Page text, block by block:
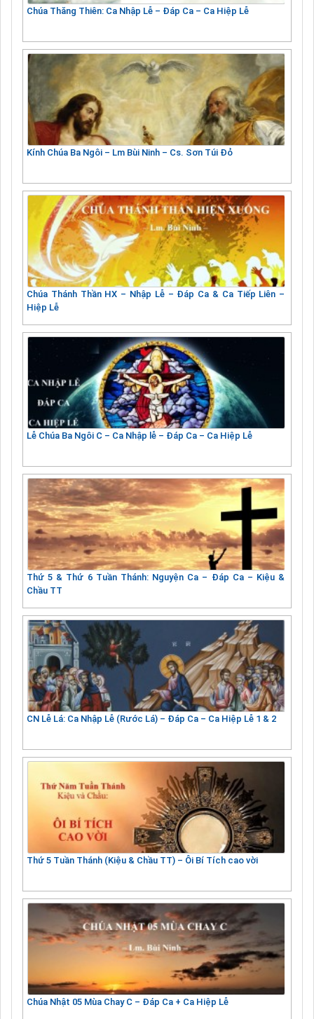
Chúa Thăng Thiên: Ca Nhập Lễ – Đáp Ca – Ca Hiệp Lễ
Kính Chúa Ba Ngôi – Lm Bùi Ninh – Cs. Sơn Túi Đỏ
Chúa Thánh Thần HX – Nhập Lễ – Đáp Ca & Ca Tiếp Liên –
Hiệp Lễ
Lễ Chúa Ba Ngôi C – Ca Nhập lễ – Đáp Ca – Ca Hiệp Lễ
Thứ 5 & Thứ 6 Tuần Thánh: Nguyện Ca – Đáp Ca – Kiệu &
Chầu TT
CN Lễ Lá: Ca Nhập Lễ (Rước Lá) – Đáp Ca – Ca Hiệp Lễ 1 & 2
Thứ 5 Tuần Thánh (Kiệu & Chầu TT) – Ôi Bí Tích cao vời
Chúa Nhật 05 Mùa Chay C – Đáp Ca + Ca Hiệp Lễ